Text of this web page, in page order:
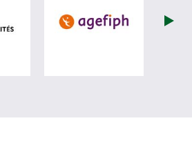
visiter les site de Ministère du travail
visiter les